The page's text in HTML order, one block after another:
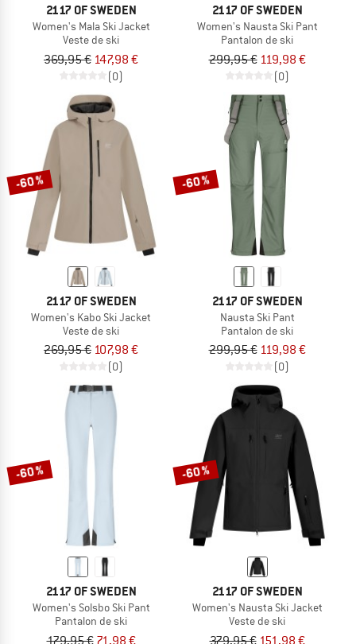
2117 OF SWEDEN
Women's Mala Ski Jacket
Veste de ski
369,95 € 147,98 €
(0)
2117 OF SWEDEN
Women's Nausta Ski Pant
Pantalon de ski
299,95 € 119,98 €
(0)
-60 %
2117 OF SWEDEN
Women's Kabo Ski Jacket
Veste de ski
269,95 € 107,98 €
(0)
-60 %
2117 OF SWEDEN
Nausta Ski Pant
Pantalon de ski
299,95 € 119,98 €
(0)
-60 %
2117 OF SWEDEN
Women's Solsbo Ski Pant
Pantalon de ski
-60 %
2117 OF SWEDEN
Women's Nausta Ski Jacket
Veste de ski